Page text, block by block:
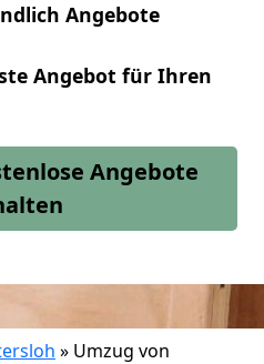
Angebote
Angebot für Ihren
Angebote
» Umzug von